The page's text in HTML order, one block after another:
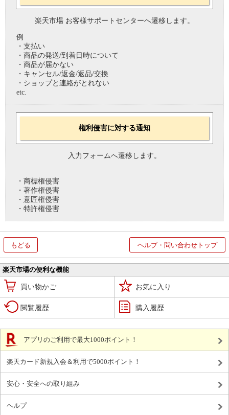
楽天市場 お客様サポートセンターへ遷移します。
例
・支払い
・商品の発送/到着日時について
・商品が届かない
・キャンセル/返金/返品/交換
・ショップと連絡がとれない
etc.
権利侵害に対する通知
入力フォームへ遷移します。
・商標権侵害
・著作権侵害
・意匠権侵害
・特許権侵害
もどる ヘルプ・問い合わせトップ
楽天市場の便利な機能
買い物かご お気に入り
閲覧履歴 購入履歴
アプリのご利用で最大1000ポイント！
楽天カード新規入会＆利用で5000ポイント！
安心・安全への取り組み
ヘルプ